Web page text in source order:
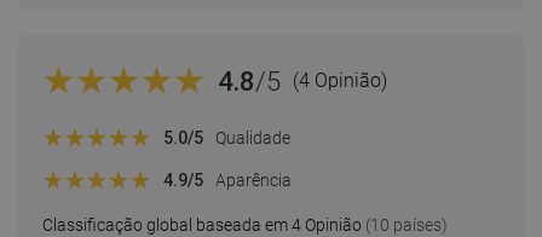
4.8/5 (4 Opinião)
Classificação global baseada em 4 Opinião (10 países)
5.0/5 Qualidade
4.9/5 Aparência